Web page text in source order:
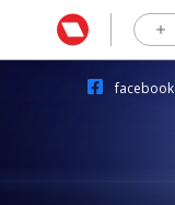
facebook